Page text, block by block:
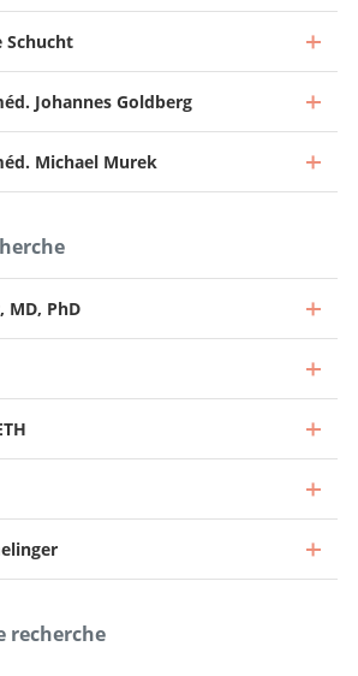
chef
de neurochirurgie vasculaire et de la
Schucht
Chef de neuro-oncologie
Johannes Goldberg
Michael Murek
MD, PhD
recherche